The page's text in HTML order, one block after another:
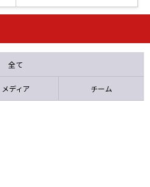
石人の星
全て
メディア チーム